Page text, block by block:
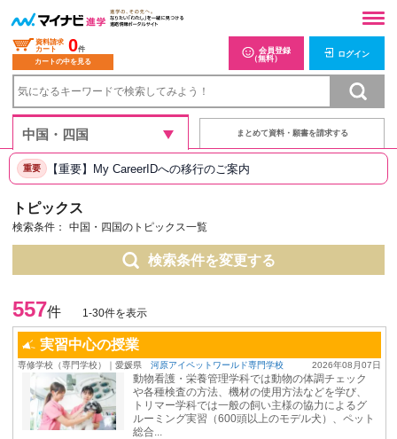
資料請求
カート
0件
カートの中を見る
会員登録
（無料）
ログイン
まとめて資料・願書を請求する
重要 【重要】My CareerIDへの移行のご案内
トピックス
検索条件： 中国・四国のトピックス一覧
検索条件を変更する
557件 1-30件を表示
実習中心の授業
2026年08月07日
専修学校（専門学校）｜愛媛県 河原アイペットワールド専門学校
動物看護・栄養管理学科では動物の体調チェック
や各種検査の方法、機材の使用方法などを学び、
トリマー学科では一般の飼い主様の協力によるグ
ルーミング実習（600頭以上のモデル犬）、ペット
総合...